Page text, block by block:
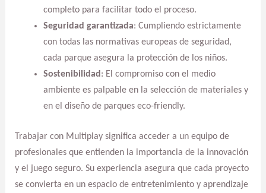
completo para facilitar todo el proceso.
Seguridad garantizada: Cumpliendo estrictamente
con todas las normativas europeas de seguridad,
cada parque asegura la protección de los niños.
Sostenibilidad : El compromiso con el medio
ambiente es palpable en la selección de materiales y
en el diseño de parques eco-friendly.
Trabajar con Multiplay significa acceder a un equipo de
profesionales que entienden la importancia de la innovación
y el juego seguro. Su experiencia asegura que cada proyecto
se convierta en un espacio de entretenimiento y aprendizaje